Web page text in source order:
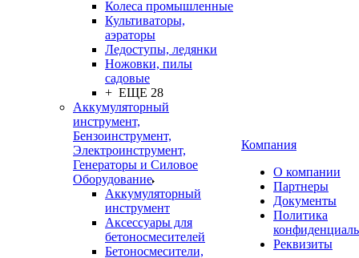
Колеса промышленные
Культиваторы,
аэраторы
Ледоступы, ледянки
Ножовки, пилы
садовые
+ ЕЩЕ 28
Аккумуляторный
инструмент,
Бензоинструмент,
Электроинструмент,
Генераторы и Силовое
Оборудование
Аккумуляторный
инструмент
Аксессуары для
бетоносмесителей
Бетоносмесители,
Компания
О компании
Партнеры
Документы
Политика
Реквизиты